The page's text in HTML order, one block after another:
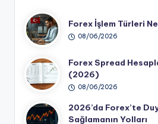
Forex İşlem Türleri
08/06/2026
Forex Spread
(2026)
08/06/2026
2026’da Forex’te
Sağlamanın Yolları